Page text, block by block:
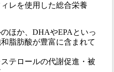
レを使用した総合栄養
ほか、DHAやEPAといっ
脂肪酸が豊富に含まれて
テロールの代謝促進・被